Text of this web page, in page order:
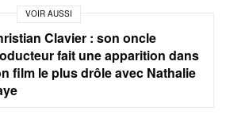
VOIR AUSSI
Clavier : son oncle
fait une apparition dans
film le plus drôle avec Nathalie